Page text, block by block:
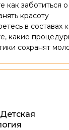
как заботиться
красоту
в составах
какие
сохранят